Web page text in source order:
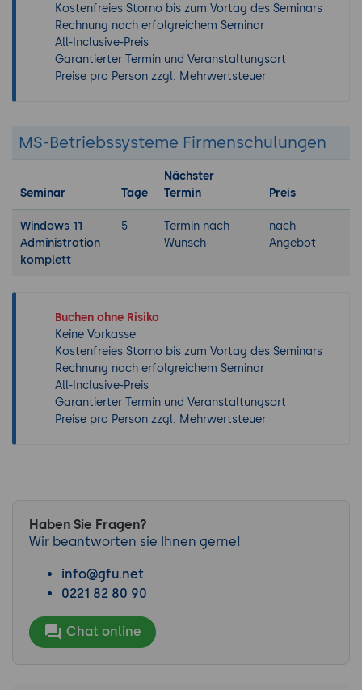
Kostenfreies Storno bis zum Vortag des Seminars
Rechnung nach erfolgreichem Seminar
All-Inclusive-Preis
Garantierter Termin und Veranstaltungsort
Preise pro Person zzgl. Mehrwertsteuer
MS-Betriebssysteme Firmenschulungen
Seminar Tage
Nächster
Termin
Preis
Windows 11
Administration
komplett
5
Termin nach
Wunsch
nach
Angebot
Buchen ohne Risiko
Keine Vorkasse
Kostenfreies Storno bis zum Vortag des Seminars
Rechnung nach erfolgreichem Seminar
All-Inclusive-Preis
Garantierter Termin und Veranstaltungsort
Preise pro Person zzgl. Mehrwertsteuer
Haben Sie Fragen?
Wir beantworten sie Ihnen gerne!
info@gfu.net
0221 82 80 90
Chat online